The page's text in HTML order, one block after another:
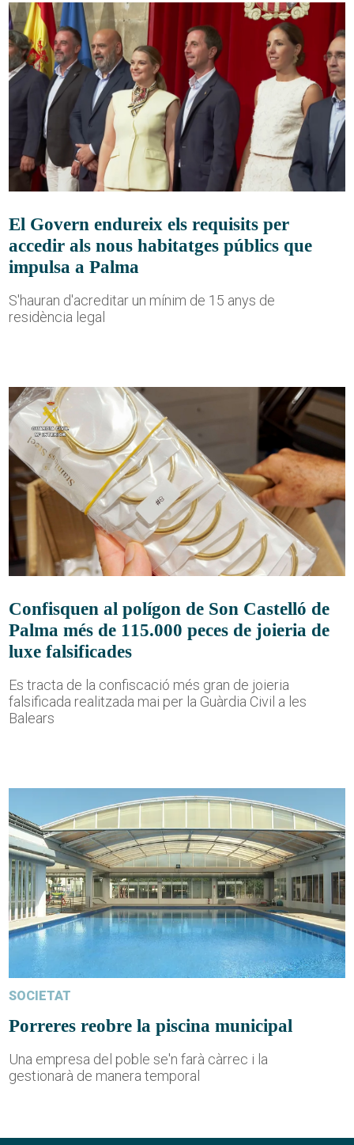
El Govern endureix els requisits per
accedir als nous habitatges públics que
impulsa a Palma
S'hauran d'acreditar un mínim de 15 anys de
residència legal
Confisquen al polígon de Son Castelló de
Palma més de 115.000 peces de joieria de
luxe falsificades
Es tracta de la confiscació més gran de joieria
falsificada realitzada mai per la Guàrdia Civil a les
Balears
SOCIETAT
Porreres reobre la piscina municipal
Una empresa del poble se'n farà càrrec i la
gestionarà de manera temporal